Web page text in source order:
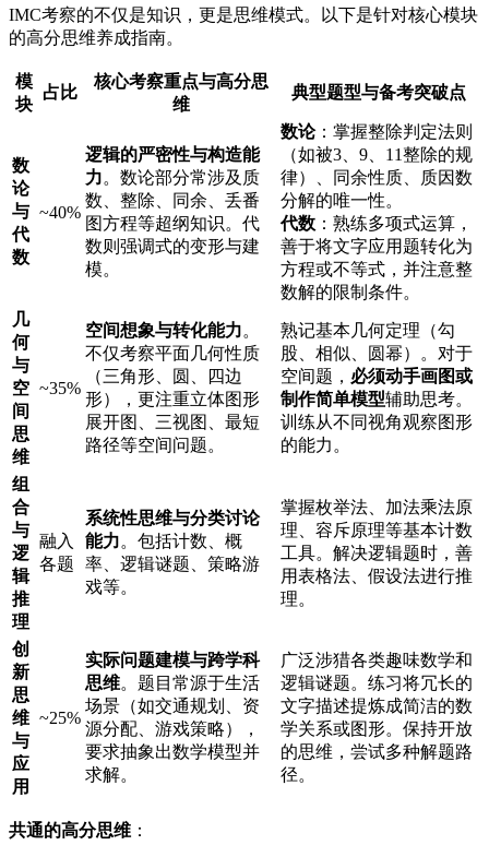
IMC考察的不仅是知识，更是思维模式。以下是针对核心模块
的高分思维养成指南。
模
块
占比
核心考察重点与高分思
维
典型题型与备考突破点
数
论
与
代
数
~40%
逻辑的严密性与构造能
力。数论部分常涉及质
数、整除、同余、丢番
图方程等超纲知识。代
数则强调式的变形与建
模。
数论：掌握整除判定法则
（如被3、9、11整除的规
律）、同余性质、质因数
分解的唯一性。
代数 ：熟练多项式运算，
善于将文字应用题转化为
方程或不等式，并注意整
数解的限制条件。
几
何
与
空
间
思
维
~35%
空间想象与转化能力。
不仅考察平面几何性质
（三角形、圆、四边
形），更注重立体图形
展开图、三视图、最短
路径等空间问题。
熟记基本几何定理（勾
股、相似、圆幂）。对于
空间题， 必须动手画图或
制作简单模型辅助思考。
训练从不同视角观察图形
的能力。
组
合
与
逻
辑
推
理
融入
各题
系统性思维与分类讨论
能力。包括计数、概
率、逻辑谜题、策略游
戏等。
掌握枚举法、加法乘法原
理、容斥原理等基本计数
工具。解决逻辑题时，善
用表格法、假设法进行推
理。
创
新
思
维
与
应
用
~25%
实际问题建模与跨学科
思维。题目常源于生活
场景（如交通规划、资
源分配、游戏策略），
要求抽象出数学模型并
求解。
广泛涉猎各类趣味数学和
逻辑谜题。练习将冗长的
文字描述提炼成简洁的数
学关系或图形。保持开放
的思维，尝试多种解题路
径。
共通的高分思维 ：